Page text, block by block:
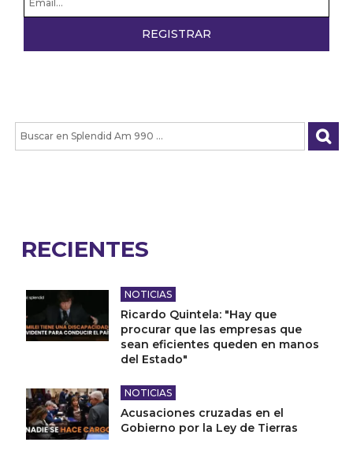
RECIENTES
NOTICIAS
Ricardo Quintela: "Hay que
procurar que las empresas que
sean eficientes queden en manos
del Estado"
NOTICIAS
Acusaciones cruzadas en el
Gobierno por la Ley de Tierras